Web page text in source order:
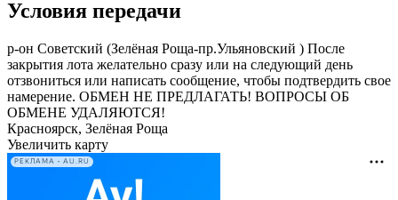
Условия передачи
р-он Советский (Зелёная Роща-пр.Ульяновский ) После
закрытия лота желательно сразу или на следующий день
отзвониться или написать сообщение, чтобы подтвердить свое
намерение. ОБМЕН НЕ ПРЕДЛАГАТЬ! ВОПРОСЫ ОБ
ОБМЕНЕ УДАЛЯЮТСЯ!
Красноярск, Зелёная Роща
Увеличить карту
РЕКЛАМА • AU.RU